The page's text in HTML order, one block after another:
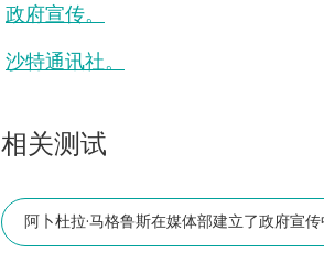
政府宣传。
沙特通讯社。
相关测试
阿卜杜拉·马格鲁斯在媒体部建立了政府宣